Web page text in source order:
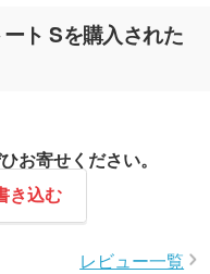
ト Sを購入された
お寄せください。
き込む
レビュー一覧